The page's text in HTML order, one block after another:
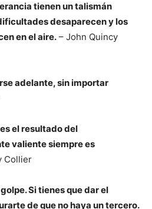
tienen un talismán
desaparecen y los
en el aire. – John Quincy
adelante, sin importar
el resultado del
valiente siempre es
Collier
Si tienes que dar el
de que no haya un tercero.